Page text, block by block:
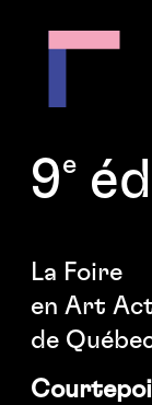
9e
La Foire
en Art
de